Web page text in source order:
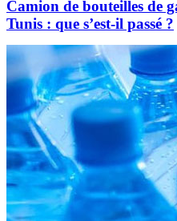
Camion de bouteilles de
Tunis : que s’est-il passé ?